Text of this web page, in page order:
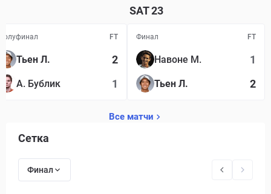
FT
Тьен Л. 2
А. Бублик 1
SAT23
Финал FT
Навоне М. 1
Тьен Л. 2
Все матчи
Сетка
Финал